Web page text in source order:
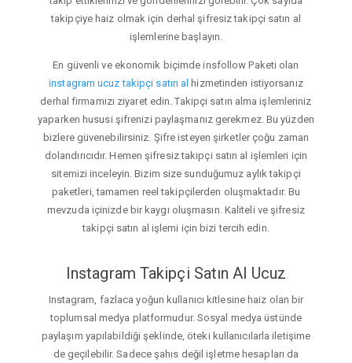
takipçiye haiz olmak için derhal şifresiz takipçi satın al
işlemlerine başlayın.
En güvenli ve ekonomik biçimde insfollow Paketi olan
instagram ucuz takipçi satın al hizmetinden istiyorsanız
derhal firmamızı ziyaret edin. Takipçi satın alma işlemleriniz
yaparken hususi şifrenizi paylaşmanız gerekmez. Bu yüzden
bizlere güvenebilirsiniz. Şifre isteyen şirketler çoğu zaman
dolandırıcıdır. Hemen şifresiz takipçi satın al işlemleri için
sitemizi inceleyin. Bizim size sunduğumuz aylık takipçi
paketleri, tamamen reel takipçilerden oluşmaktadır. Bu
mevzuda içinizde bir kaygı oluşmasın. Kaliteli ve şifresiz
takipçi satın al işlemi için bizi tercih edin.
Instagram Takipçi Satın Al Ucuz
Instagram, fazlaca yoğun kullanıcı kitlesine haiz olan bir
toplumsal medya platformudur. Sosyal medya üstünde
paylaşım yapılabildiği şeklinde, öteki kullanıcılarla iletişime
de geçilebilir. Sadece şahıs değil işletme hesapları da